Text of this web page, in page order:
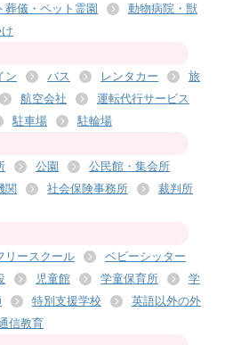
葬儀・ペット霊園
動物病院・獣
ン バス レンタカー
旅
航空会社
運転代行サービス
駐車場 駐輪場
公園
公民館・集会所
関 社会保険事務所
裁判所
リースクール
ベビーシッター
児童館 学童保育所
学
特別支援学校
英語以外の外
信教育